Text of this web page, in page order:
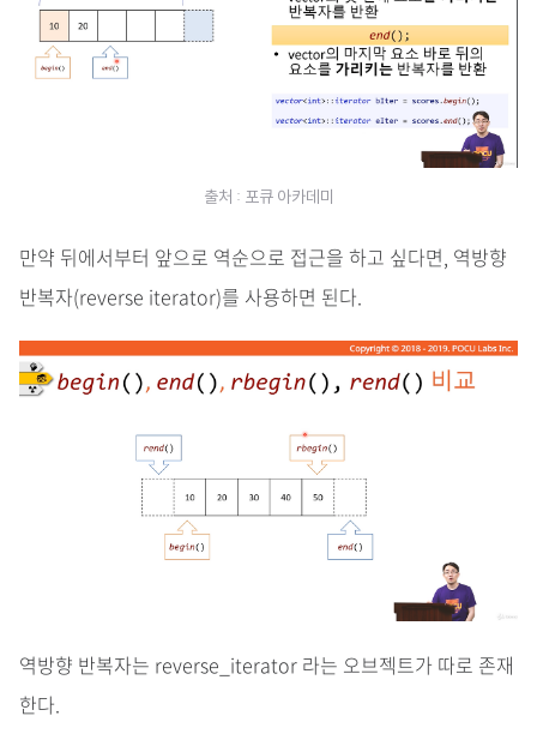
출처 : 포큐 아카데미
만약 뒤에서부터 앞으로 역순으로 접근을 하고 싶다면, 역방향
반복자(reverse iterator)를 사용하면 된다.
역방향 반복자는 reverse_iterator 라는 오브젝트가 따로 존재
한다.